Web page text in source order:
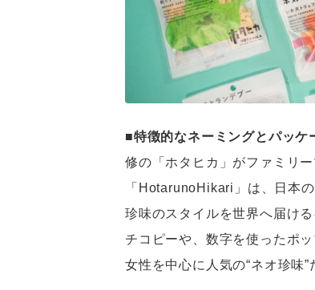
■特徴的なネーミングとパッ
修の「ホタヒカ」がファミリ
「HotarunoHikari」は、日本
珍味のスタイルを世界へ届け
チコピーや、数字を使ったポ
女性を中心に人気の“ネオ珍味”